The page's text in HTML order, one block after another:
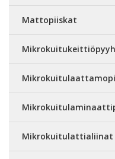
Mattopiiskat
Mikrokuitulattialiinat